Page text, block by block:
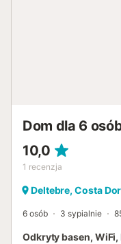
Dom dla 6
10,0
1 recenzja
Deltebre, Costa
6 osób 3 sypialnie
Odkryty basen,